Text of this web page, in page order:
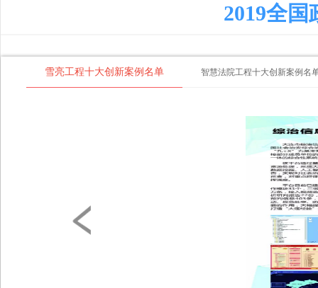
浙江大华吴俊伟：12N新型智慧
2019全
雪亮工程十大创新案例名单 智慧法院工程十大创新案例名